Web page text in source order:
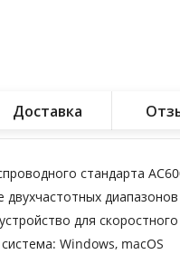
Доставка
стандарта
двухчастотных
для
Windows, macOS